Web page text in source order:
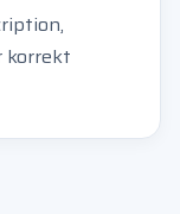
korrekt